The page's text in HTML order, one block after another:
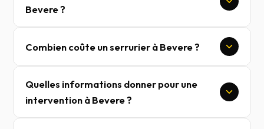
Bevere ?
Combien coûte un serrurier à Bevere ?
Quelles informations donner pour une
intervention à Bevere ?